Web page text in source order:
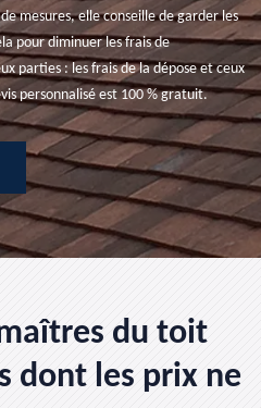
mesures, elle conseille de garder les
pour diminuer les frais de
parties : les frais de la dépose et ceux
personnalisé est 100 % gratuit.
du toit
dont les prix ne